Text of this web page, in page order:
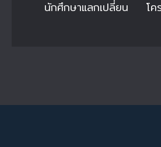
นักศึกษาแลกเปลี่ยน โค